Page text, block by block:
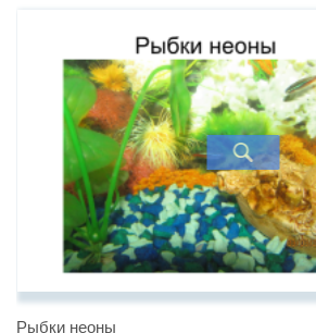
Рыбки неоны